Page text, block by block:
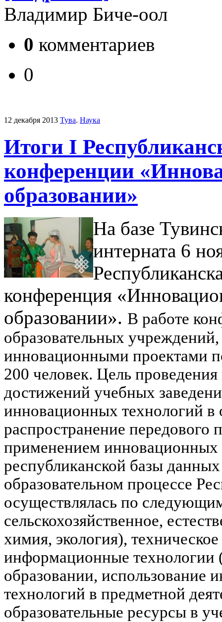
Владимир Биче-оол
0 комментариев
0
12 декабря 2013 Тува. Наука
Итоги I
конференции
образовании»
На базе
интерната 6
конференция
образовании». В работе
образовательных
инновационными проектами
200 человек. Цель
достижений учебных
инновационных технологий в
распространение передового
применением инновационных
республиканской базы
образовательном процессе
осуществлялась по
сельскохозяйственное,
химия, экология),
информационные технологии
образовании,
технологий в предметной
образовательные ресурсы в